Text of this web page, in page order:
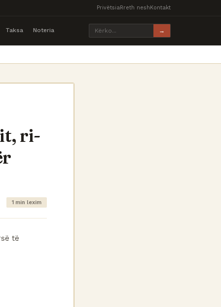
PrivëtsiaRreth neshKontakt
Taksa Noteria →
ri-
1 min lexim
të